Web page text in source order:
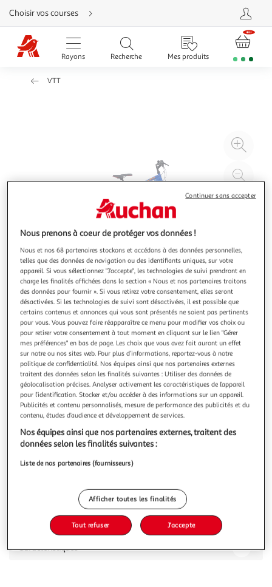
Aller
directement
au
contenu
Aller
directement
Aller
Choisir vos courses
Rayons Recherche Mes produits
VTT
à
à
Illustration
précédente
Illustration
suivante
FREERIDER
Vélo enfant - VTT 24'' Rigide Freerider pour taille de
140 cm à 160 cm - 6 Vitesses - Fourche et cadre rigide
en acier - Jantes en aluminium - Freins V-brake
VTT 24 Rigide Garçon Freerider pour enfant de 130 à 150
cm - Cadre acier rigide - Fourche rigide - 6 vitesses indexées
par poignée tournante - Dérailleur arrière indexé - Potence
plongeur - Freins avant et arrière V BRAKE avec étriers acier
& Leviers Alu - Jantes aluminium avec attache rapide avan
En savoir +
Vous voulez connaître le prix de ce produit ?
Description
Caractéristiques
Nous prenons à coeur de protéger vos données !
Nous et nos 68 partenaires stockons et accédons à des données personnelles,
telles que des données de navigation ou des identifiants uniques, sur votre
appareil. Si vous sélectionnez "J'accepte", les technologies de suivi prendront en
charge les finalités affichées dans la section « Nous et nos partenaires traitons
des données pour fournir ». Si vous retirez votre consentement, elles seront
désactivées. Si les technologies de suivi sont désactivées, il est possible que
certains contenus et annonces qui vous sont présentés ne soient pas pertinents
pour vous. Vous pouvez faire réapparaître ce menu pour modifier vos choix ou
pour retirer votre consentement à tout moment en cliquant sur le lien "Gérer
mes préférences" en bas de page. Les choix que vous avez fait auront un effet
sur notre ou nos sites web. Pour plus d’informations, reportez-vous à notre
politique de confidentialité. Nos équipes ainsi que nos partenaires externes
traitent des données selon les finalités suivantes : Utiliser des données de
géolocalisation précises. Analyser activement les caractéristiques de l’appareil
pour l’identification. Stocker et/ou accéder à des informations sur un appareil.
Publicités et contenu personnalisés, mesure de performance des publicités et du
contenu, études d’audience et développement de services.
Nos équipes ainsi que nos partenaires externes, traitent des
données selon les finalités suivantes :
Liste de nos partenaires (fournisseurs)
Afficher toutes les finalités
Tout refuser J'accepte
Continuer sans accepter